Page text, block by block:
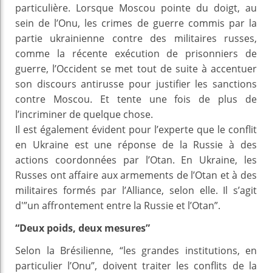
particulière. Lorsque Moscou pointe du doigt, au
sein de l’Onu, les crimes de guerre commis par la
partie ukrainienne contre des militaires russes,
comme la récente exécution de prisonniers de
guerre, l’Occident se met tout de suite à accentuer
son discours antirusse pour justifier les sanctions
contre Moscou. Et tente une fois de plus de
l’incriminer de quelque chose.
Il est également évident pour l’experte que le conflit
en Ukraine est une réponse de la Russie à des
actions coordonnées par l’Otan. En Ukraine, les
Russes ont affaire aux armements de l’Otan et à des
militaires formés par l’Alliance, selon elle. Il s’agit
d'”un affrontement entre la Russie et l’Otan”.
“Deux poids, deux mesures”
Selon la Brésilienne, “les grandes institutions, en
particulier l’Onu”, doivent traiter les conflits de la